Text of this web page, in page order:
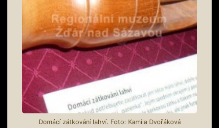
Domácí zátkování lahví. Foto: Kamila Dvořáková